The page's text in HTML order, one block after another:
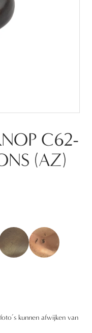
C62-
(AZ)
kunnen afwijken van